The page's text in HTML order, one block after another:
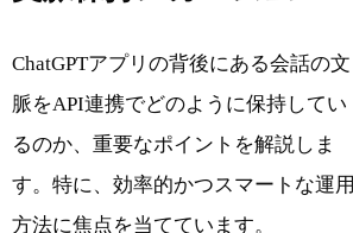
ChatGPTアプリの背後にある会話の文
脈をAPI連携でどのように保持してい
るのか、重要なポイントを解説しま
す。特に、効率的かつスマートな運用
方法に焦点を当てています。